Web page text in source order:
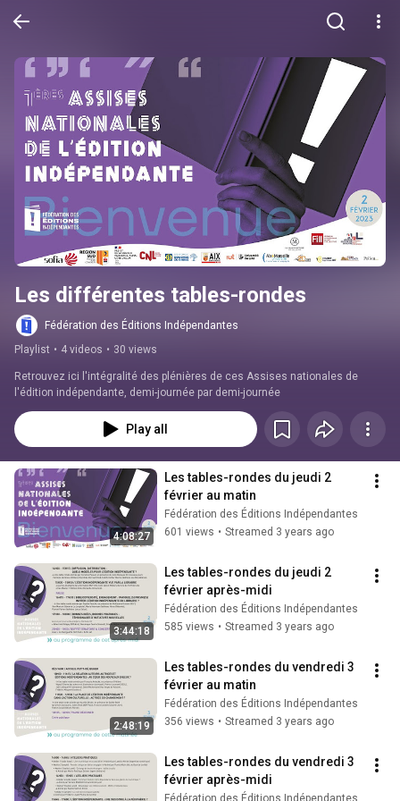
Les différentes tables-rondes
Fédération des Éditions Indépendantes
Playlist • 4 videos • 30 views
Retrouvez ici l'intégralité des plénières de ces Assises nationales de
l'édition indépendante, demi-journée par demi-journée
Play all
4:08:27
Les tables-rondes du jeudi 2
février au matin
Fédération des Éditions Indépendantes
601 views • Streamed 3 years ago
3:44:18
Les tables-rondes du jeudi 2
février après-midi
Fédération des Éditions Indépendantes
585 views • Streamed 3 years ago
2:48:19
Les tables-rondes du vendredi 3
février au matin
Fédération des Éditions Indépendantes
356 views • Streamed 3 years ago
Les tables-rondes du vendredi 3
février après-midi
Fédération des Éditions Indépendantes